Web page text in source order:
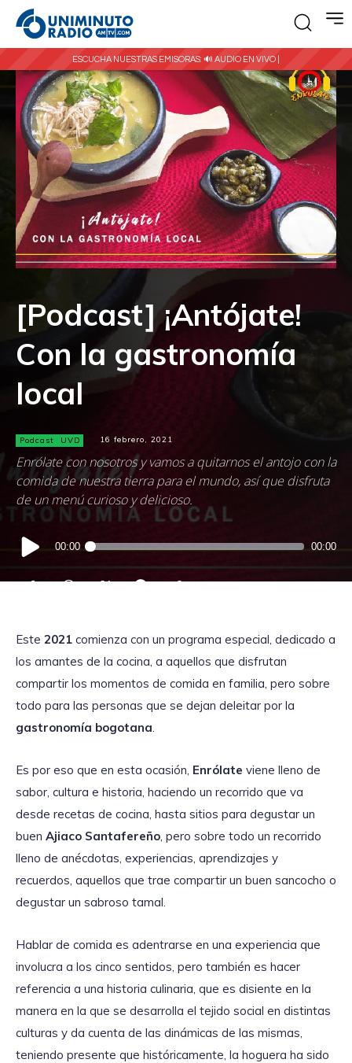
ESCUCHA NUESTRAS EMISORAS: 🔊 AUDIO EN VIVO |
[Podcast] ¡Antójate!
Con la gastronomía
local
Podcast UVD 16 febrero, 2021
Enrólate con nosotros y vamos a quitarnos el antojo con la
comida de nuestra tierra para el mundo, así que disfruta
de un menú curioso y delicioso.
Reproductor
de
00:00 00:00
Este 2021 comienza con un programa especial, dedicado a
los amantes de la cocina, a aquellos que disfrutan
compartir los momentos de comida en familia, pero sobre
todo para las personas que se dejan deleitar por la
gastronomía bogotana
Es por eso que en esta ocasión, Enrólate viene lleno de
sabor, cultura e historia, haciendo un recorrido que va
desde recetas de cocina, hasta sitios para degustar un
buen Ajiaco Santafereño , pero sobre todo un recorrido
lleno de anécdotas, experiencias, aprendizajes y
recuerdos, aquellos que trae compartir un buen sancocho o
degustar un sabroso tamal.
Hablar de comida es adentrarse en una experiencia que
involucra a los cinco sentidos, pero también es hacer
referencia a una historia culinaria, que es disiente en la
manera en la que se desarrolla el tejido social en distintas
culturas y da cuenta de las dinámicas de las mismas,
teniendo presente que históricamente, la hoguera ha sido